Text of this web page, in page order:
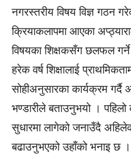
नगरस्तरीय विषय विज्ञ गठन
क्रियाकलापमा आएका
विषयका शिक्षकसँग छलफल
हरेक वर्ष शिक्षालाई
सोहीअनुसारका कार्यक्रम गर्दै
भण्डारीले बताउनुभयो ।
सुधारमा लागेको जनाउँदै
बढाउनुभएको उहाँको भनाइ छ ।